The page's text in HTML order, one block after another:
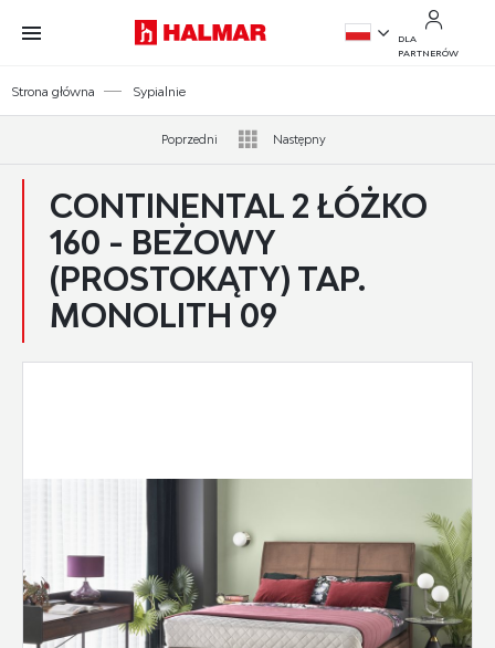
Przejdź do treści.
Przejdź do menu.
Przejdź do wyszukiwarki.
DLA
PARTNERÓW
Strona główna Sypialnie
Poprzedni Następny
CONTINENTAL 2 ŁÓŻKO
160 - BEŻOWY
(PROSTOKĄTY) TAP.
MONOLITH 09